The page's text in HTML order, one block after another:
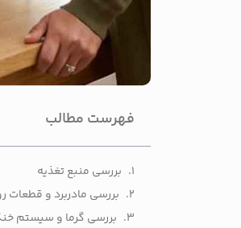
فهرست مطالب
بررسی منبع تغذیه
بررسی مادربرد و قطعات
بررسی گرما و سیستم